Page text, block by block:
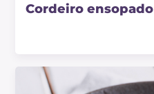
Cordeiro ensopado